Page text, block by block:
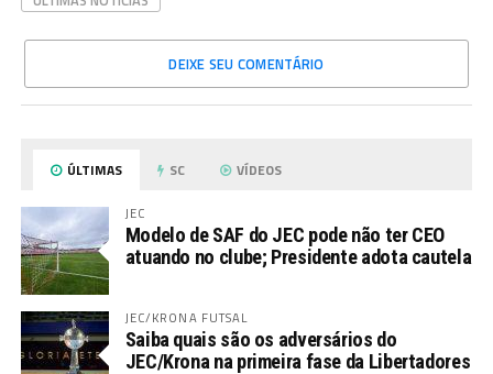
DEIXE SEU COMENTÁRIO
ÚLTIMAS SC VÍDEOS
JEC
Modelo de SAF do JEC pode não ter CEO
atuando no clube; Presidente adota cautela
JEC/KRONA FUTSAL
Saiba quais são os adversários do
JEC/Krona na primeira fase da Libertadores